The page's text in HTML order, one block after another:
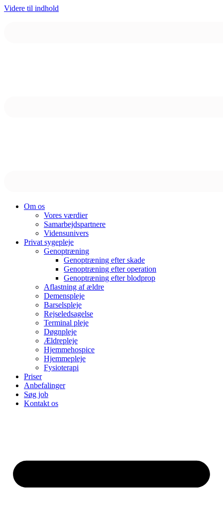
Videre til indhold
Om os
Vores værdier
Samarbejds­partnere
Vidensunivers
Privat sygepleje
Genoptræning
Genoptræning efter skade
Genoptræning efter operation
Genoptræning efter blodprop
Aflastning af ældre
Demenspleje
Barselspleje
Rejseledsagelse
Terminal pleje
Døgnpleje
Ældrepleje
Hjemmehospice
Hjemmepleje
Fysioterapi
Priser
Anbefalinger
Søg job
Kontakt os